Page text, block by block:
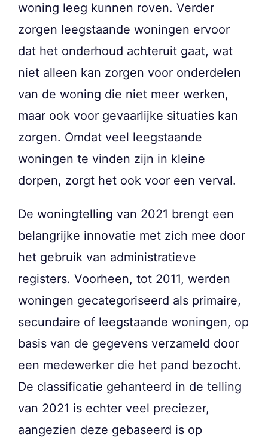
woning leeg kunnen roven. Verder
zorgen leegstaande woningen ervoor
dat het onderhoud achteruit gaat, wat
niet alleen kan zorgen voor onderdelen
van de woning die niet meer werken,
maar ook voor gevaarlijke situaties kan
zorgen. Omdat veel leegstaande
woningen te vinden zijn in kleine
dorpen, zorgt het ook voor een verval.
De woningtelling van 2021 brengt een
belangrijke innovatie met zich mee door
het gebruik van administratieve
registers. Voorheen, tot 2011, werden
woningen gecategoriseerd als primaire,
secundaire of leegstaande woningen, op
basis van de gegevens verzameld door
een medewerker die het pand bezocht.
De classificatie gehanteerd in de telling
van 2021 is echter veel preciezer,
aangezien deze gebaseerd is op